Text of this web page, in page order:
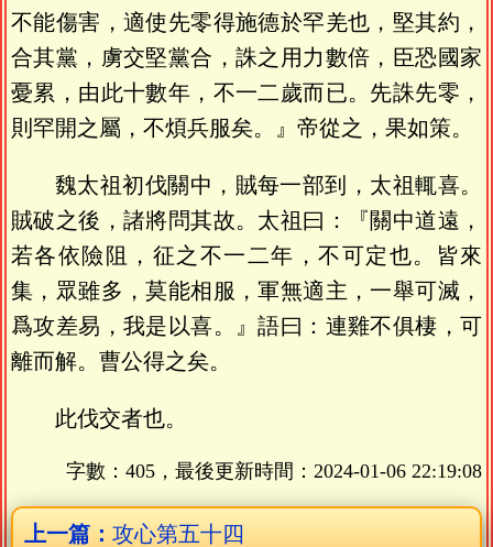
不能傷害，適使先零得施德於罕羌也，堅其約，
合其黨，虜交堅黨合，誅之用力數倍，臣恐國家
憂累，由此十數年，不一二歲而已。先誅先零，
則罕開之屬，不煩兵服矣。』帝從之，果如策。
魏太祖初伐關中，賊每一部到，太祖輒喜。
賊破之後，諸將問其故。太祖曰：『關中道遠，
若各依險阻，征之不一二年，不可定也。皆來
集，眾雖多，莫能相服，軍無適主，一舉可滅，
爲攻差易，我是以喜。』語曰：連雞不俱棲，可
離而解。曹公得之矣。
此伐交者也。
字數：405，最後更新時間： 2024-01-06 22:19:08
上一篇： 攻心第五十四